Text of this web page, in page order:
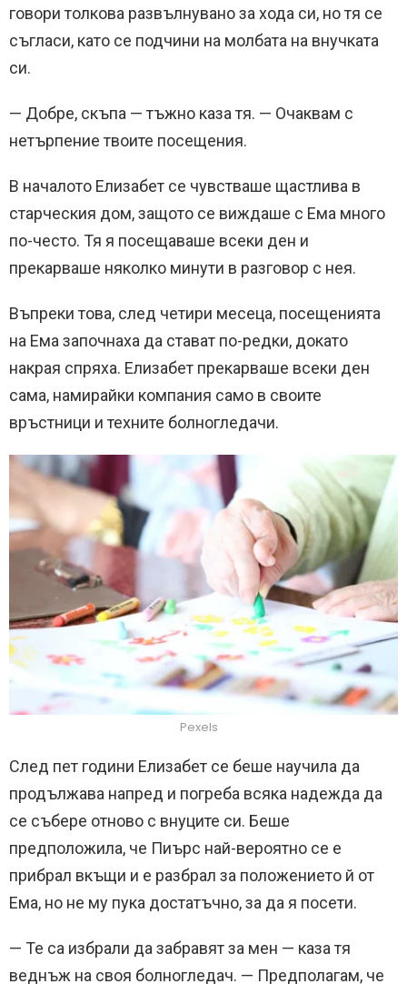
говори толкова развълнувано за хода си, но тя се
съгласи, като се подчини на молбата на внучката
си.
— Добре, скъпа — тъжно каза тя. — Очаквам с
нетърпение твоите посещения.
В началото Елизабет се чувстваше щастлива в
старческия дом, защото се виждаше с Ема много
по-често. Тя я посещаваше всеки ден и
прекарваше няколко минути в разговор с нея.
Въпреки това, след четири месеца, посещенията
на Ема започнаха да стават по-редки, докато
накрая спряха. Елизабет прекарваше всеки ден
сама, намирайки компания само в своите
връстници и техните болногледачи.
Pexels
След пет години Елизабет се беше научила да
продължава напред и погреба всяка надежда да
се събере отново с внуците си. Беше
предположила, че Пиърс най-вероятно се е
прибрал вкъщи и е разбрал за положението й от
Ема, но не му пука достатъчно, за да я посети.
— Те са избрали да забравят за мен — каза тя
веднъж на своя болногледач. — Предполагам, че